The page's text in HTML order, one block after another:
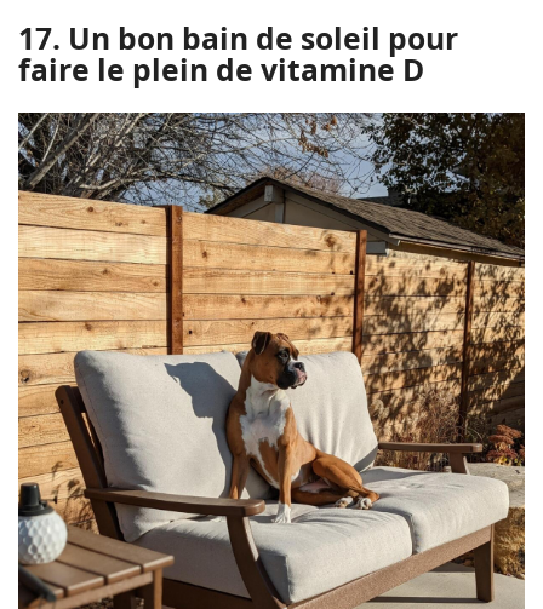
17. Un bon bain de soleil pour
faire le plein de vitamine D